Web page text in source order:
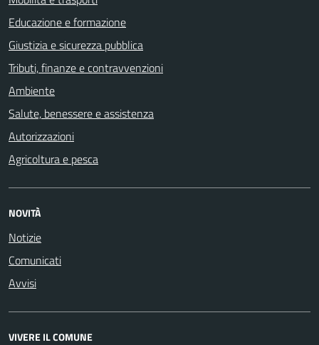
Educazione e formazione
Giustizia e sicurezza pubblica
Tributi, finanze e contravvenzioni
Ambiente
Salute, benessere e assistenza
Autorizzazioni
Agricoltura e pesca
NOVITÀ
Notizie
Comunicati
Avvisi
VIVERE IL COMUNE